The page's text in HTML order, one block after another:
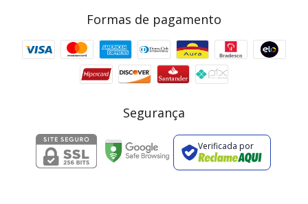
Formas de pagamento
Segurança
Verificada por
Cupom 1a compra: GANHE5
2 pecas 7% OFF